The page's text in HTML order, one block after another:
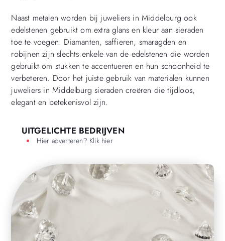
Naast metalen worden bij juweliers in Middelburg ook
edelstenen gebruikt om extra glans en kleur aan sieraden
toe te voegen. Diamanten, saffieren, smaragden en
robijnen zijn slechts enkele van de edelstenen die worden
gebruikt om stukken te accentueren en hun schoonheid te
verbeteren. Door het juiste gebruik van materialen kunnen
juweliers in Middelburg sieraden creëren die tijdloos,
elegant en betekenisvol zijn.
UITGELICHTE BEDRIJVEN
Hier adverteren? Klik hier